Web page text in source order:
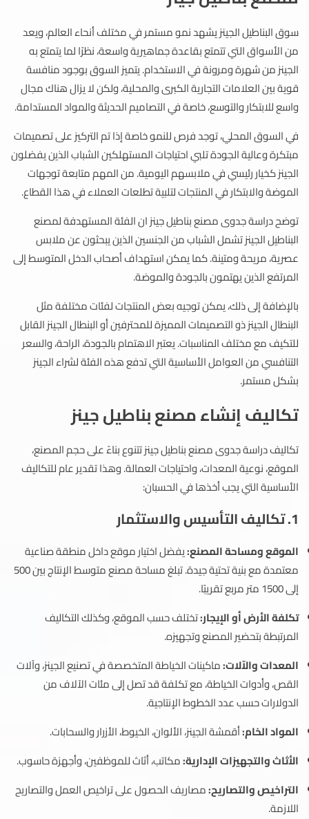
سوق البناطيل الجينز يشهد نمو مستمر في مختلف أنحاء العالم، ويعد
من الأسواق التي تتمتع بقاعدة جماهيرية واسعة، نظرًا لما يتمتع به
الجينز من شهرة ومرونة في الاستخدام. يتميز السوق بوجود منافسة
قوية بين العلامات التجارية الكبرى والمحلية، ولكن لا يزال هناك مجال
واسع للابتكار والتوسع، خاصة في التصاميم الحديثة والمواد المستدامة.
في السوق المحلي، توجد فرص للنمو خاصة إذا تم التركيز على تصميمات
مبتكرة وعالية الجودة تلبي احتياجات المستهلكين الشباب الذين يفضلون
الجينز كخيار رئيسي في ملابسهم اليومية. من المهم متابعة توجهات
الموضة والابتكار في المنتجات لتلبية تطلعات العملاء في هذا القطاع.
توضح دراسة جدوى مصنع بناطيل جينز ان الفئة المستهدفة لمصنع
البناطيل الجينز تشمل الشباب من الجنسين الذين يبحثون عن ملابس
عصرية، مريحة ومتينة. كما يمكن استهداف أصحاب الدخل المتوسط إلى
المرتفع الذين يهتمون بالجودة والموضة.
بالإضافة إلى ذلك، يمكن توجيه بعض المنتجات لفئات مختلفة مثل
البنطال الجينز ذو التصميمات المميزة للمحترفين أو البنطال الجينز القابل
للتكيف مع مختلف المناسبات. يعتبر الاهتمام بالجودة، الراحة، والسعر
التنافسي من العوامل الأساسية التي تدفع هذه الفئة لشراء الجينز
بشكل مستمر.
تكاليف إنشاء مصنع بناطيل جينز
تكاليف دراسة جدوى مصنع بناطيل جينز تتنوع بناءً على حجم المصنع،
الموقع، نوعية المعدات، واحتياجات العمالة. وهذا تقدير عام للتكاليف
الأساسية التي يجب أخذها في الحسبان:
1. تكاليف التأسيس والاستثمار
الموقع ومساحة المصنع:يفضل اختيار موقع داخل منطقة صناعية
معتمدة مع بنية تحتية جيدة. تبلغ مساحة مصنع متوسط الإنتاج بين 500
إلى 1500 متر مربع تقريبًا.
تكلفة الأرض أو الإيجار:تختلف حسب الموقع، وكذلك التكاليف
المرتبطة بتحضير المصنع وتجهيزه.
المعدات والآلات:ماكينات الخياطة المتخصصة في تصنيع الجينز، وآلات
القص، وأدوات الخياطة، مع تكلفة قد تصل إلى مئات الآلاف من
الدولارات حسب عدد الخطوط الإنتاجية.
المواد الخام:أقمشة الجينز، الألوان، الخيوط، الأزرار والسحابات.
الأثاث والتجهيزات الإدارية:مكاتب، أثاث للموظفين، وأجهزة حاسوب.
التراخيص والتصاريح:مصاريف الحصول على تراخيص العمل والتصاريح
اللازمة.